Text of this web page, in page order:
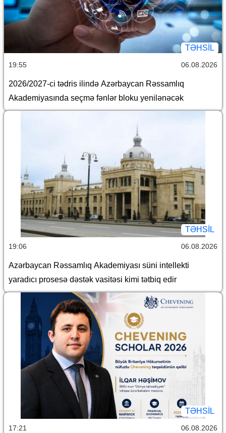
TƏHSIL
19:55 06.08.2026
2026/2027-ci tədris ilində Azərbaycan Rəssamlıq
Akademiyasında seçmə fənlər bloku yenilənəcək
TƏHSIL
19:06 06.08.2026
Azərbaycan Rəssamlıq Akademiyası süni intellekti
yaradıcı prosesə dəstək vasitəsi kimi tətbiq edir
TƏHSIL
17:21 06.08.2026